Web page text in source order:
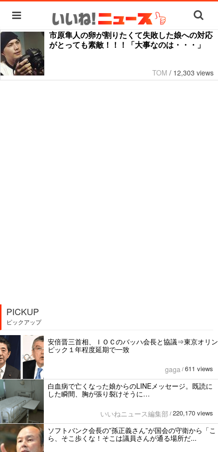
市原隼人の卵が割りたくて失敗した娘への対応
がとっても素敵！！！「大事なのは・・・」
TOM / 12,303 views
PICKUP
ピックアップ
安倍晋三首相、ＩＯＣのバッハ会長と協議⇒東京オリン
ピック１年程度延期で一致
gaga / 611 views
白血病で亡くなった娘からのLINEメッセージ。既読に
した瞬間、胸が張り裂けそうに…
いいねニュース編集部 / 220,170 views
ソフトバンク会長の”孫正義さん”が国会の守衛から「こ
ら、そこ歩くな！そこは議員さんが通る場所だ...